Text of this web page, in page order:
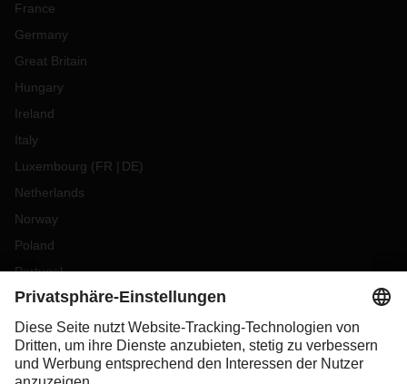
France
Germany
Great Britain
Hungary
Ireland
Italy
Luxembourg (FR DE)
Netherlands
Norway
Poland
Portugal
Romania
Slovakia
Spain
Sweden